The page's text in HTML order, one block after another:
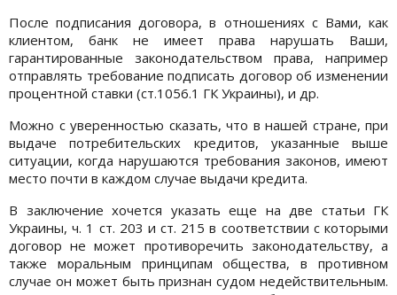
После подписания договора, в отношениях с Вами, как
клиентом, банк не имеет права нарушать Ваши,
гарантированные законодательством права, например
отправлять требование подписать договор об изменении
процентной ставки (ст.1056.1 ГК Украины), и др.
Можно с уверенностью сказать, что в нашей стране, при
выдаче потребительских кредитов, указанные выше
ситуации, когда нарушаются требования законов, имеют
место почти в каждом случае выдачи кредита.
В заключение хочется указать еще на две статьи ГК
Украины, ч. 1 ст. 203 и ст. 215 в соответствии с которыми
договор не может противоречить законодательству, а
также моральным принципам общества, в противном
случае он может быть признан судом недействительным.